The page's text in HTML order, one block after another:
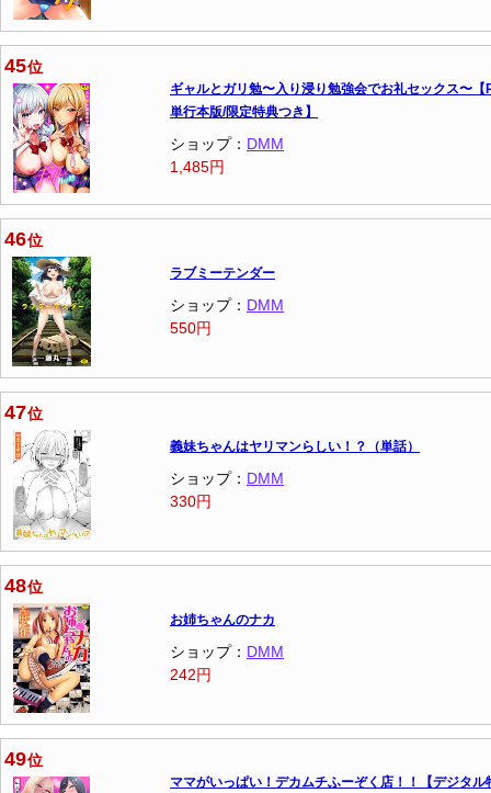
45位
ギャルとガリ勉〜入り浸り勉強会でお礼セックス〜【
単行本版/限定特典つき】
ショップ： DMM
1,485円
46位
ラブミーテンダー
ショップ： DMM
550円
47位
義妹ちゃんはヤリマンらしい！？（単話）
ショップ： DMM
330円
48位
お姉ちゃんのナカ
ショップ： DMM
242円
49位
ママがいっぱい！デカムチふーぞく店！！【デジタル